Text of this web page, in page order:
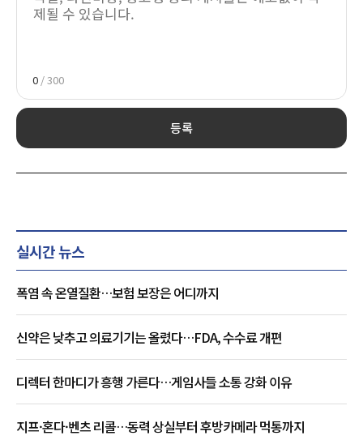
0 / 300
등록
실시간 뉴스
폭염 속 온열질환…보험 보장은 어디까지
신약은 낮추고 의료기기는 올렸다…FDA, 수수료 개편
디렉터 한마디가 흥행 가른다…게임사들 소통 강화 이유
지프·혼다·벤츠 리콜…동력 상실부터 후방카메라 먹통까지